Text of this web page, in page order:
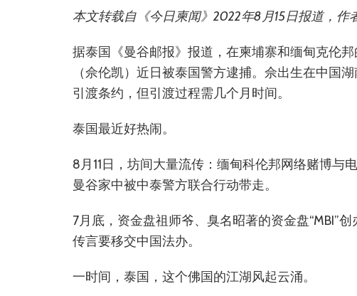
本文转载自《今日柬闻》2022年8月15日报道，作
据泰国《曼谷邮报》报道，在柬埔寨和缅甸克伦
（佘伦凯）近日被泰国警方逮捕。佘出生在中国
引渡条约，但引渡过程需几个月时间。
泰国最近好热闹。
8月11日，坊间大量流传：缅甸科伦邦网络赌博与
曼谷家中被中泰警方联合行动带走。
7月底，资金盘祖师爷、臭名昭著的资金盘“MBI”
传言要移交中国法办。
一时间，泰国，这个佛国的江湖风起云涌。